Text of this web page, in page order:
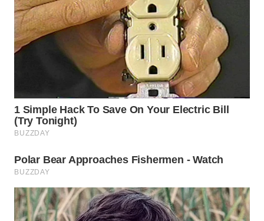
WN
TANGERANG
WN
CIREBON
KUNINGAN